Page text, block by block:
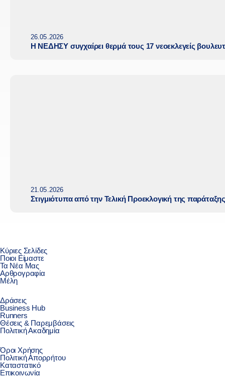
26.05.2026
Η ΝΕΔΗΣΥ συγχαίρει θερμά τους 17 νεοεκλεγείς
21.05.2026
Στιγμιότυπα από την Τελική Προεκλογική της
Κύριες Σελίδες
Ποιοι Είμαστε
Τα Νέα Μας
Αρθρογραφία
Μέλη
Δράσεις
Business Hub
Runners
Θέσεις & Παρεμβάσεις
Πολιτική Ακαδημία
Όροι Χρήσης
Πολιτική Απορρήτου
Καταστατικό
Επικοινωνία